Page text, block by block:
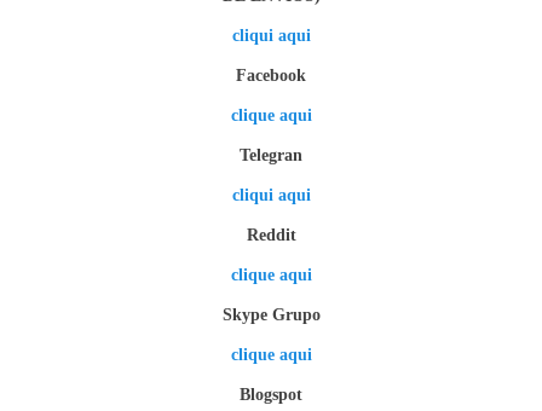
cliqui aqui
Facebook
clique aqui
Telegran
cliqui aqui
Reddit
clique aqui
Skype Grupo
clique aqui
Blogspot